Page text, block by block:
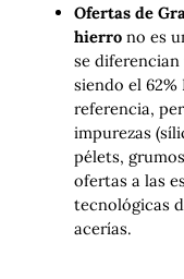
Ofertas de
hierro no es
se
siendo el 62%
referencia,
impurezas
pélets,
ofertas a las
tecnológicas
acerías.